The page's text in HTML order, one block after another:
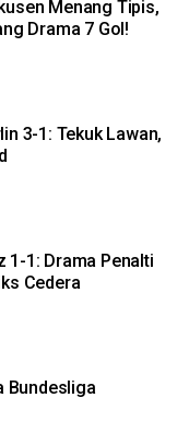
Menang Tipis,
Drama 7 Gol!
3-1: Tekuk Lawan,
1-1: Drama Penalti
Cedera
Bundesliga